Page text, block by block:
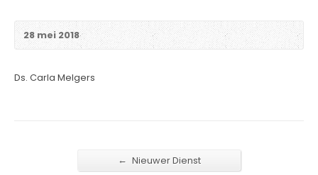
28 mei 2018
Ds. Carla Melgers
← Nieuwer Dienst